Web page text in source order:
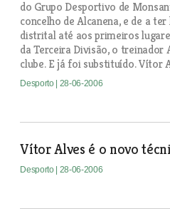
do Grupo Desportivo de
concelho de Alcanena, e de a
distrital até aos primeiros
da Terceira Divisão, o treinador
clube. E já foi substituído. Vítor
Desporto | 28-06-2006
Vítor Alves é o novo
Desporto | 28-06-2006